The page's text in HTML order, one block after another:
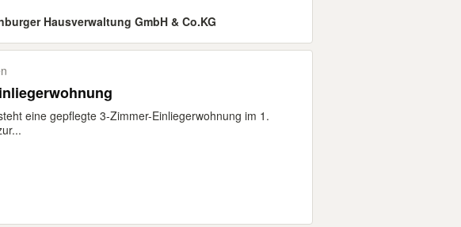
Hausverwaltung GmbH & Co.KG
eine gepflegte 3-Zimmer-Einliegerwohnung im 1.